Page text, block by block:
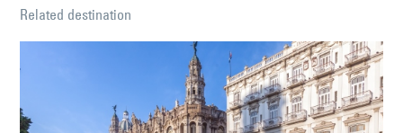
Related destination